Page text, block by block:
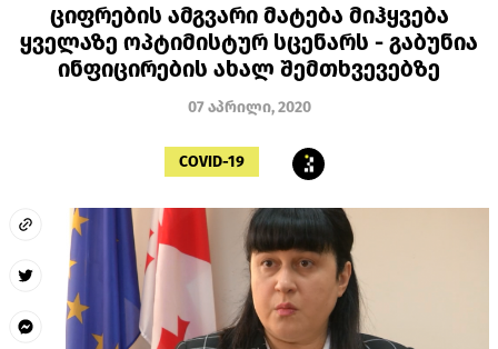
ციფრების ამგვარი მატება მიჰყვება
ყველაზე ოპტიმისტურ სცენარს - გაბუნია
ინფიცირების ახალ შემთხვევებზე
07 აპრილი, 2020
COVID-19